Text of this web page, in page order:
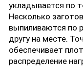
укладывается по
Несколько
выпиливаются по
другу на месте.
обеспечивает
распределение